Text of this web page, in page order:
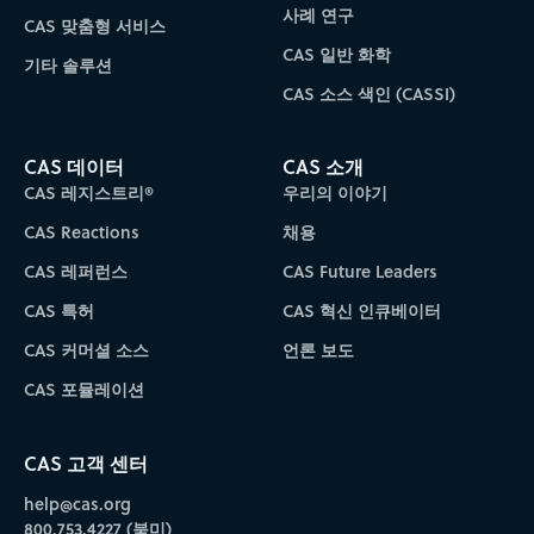
CAS 맞춤형 서비스
기타 솔루션
사례 연구
CAS 일반 화학
CAS 소스 색인 (CASSI)
CAS 데이터
CAS 레지스트리®
CAS Reactions
CAS 레퍼런스
CAS 특허
CAS 커머셜 소스
CAS 포뮬레이션
CAS 소개
우리의 이야기
채용
CAS Future Leaders
CAS 혁신 인큐베이터
언론 보도
CAS 고객 센터
help@cas.org
800.753.4227 (북미)